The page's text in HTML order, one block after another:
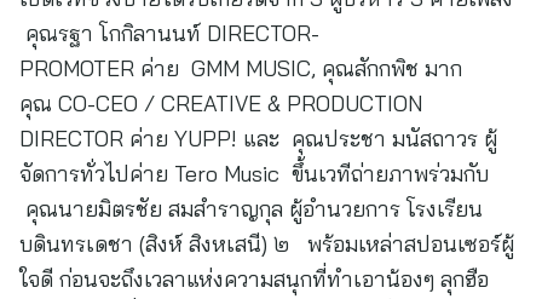
คุณรฐา โกกิลานนท์ DIRECTOR-
PROMOTER ค่าย GMM MUSIC, คุณสักกพิช มาก
คุณ CO-CEO / CREATIVE & PRODUCTION
DIRECTOR ค่าย YUPP! และ คุณประชา มนัสถาวร ผู้
จัดการทั่วไปค่าย Tero Music ขึ้นเวทีถ่ายภาพร่วมกับ
คุณนายมิตรชัย สมสำราญกุล ผู้อำนวยการ โรงเรียน
บดินทรเดชา (สิงห์ สิงหเสนี) ๒ พร้อมเหล่าสปอนเซอร์ผู้
ใจดี ก่อนจะถึงเวลาแห่งความสนุกที่ทำเอาน้องๆ ลุกฮือ